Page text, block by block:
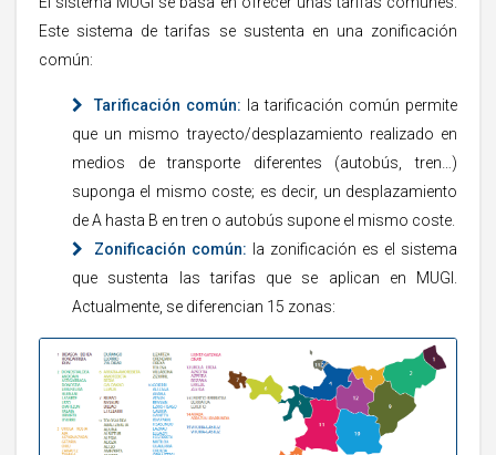
Este sistema de tarifas se sustenta en una zonificación
común:
Tarificación común: la tarificación común permite
que un mismo trayecto/desplazamiento realizado en
medios de transporte diferentes (autobús, tren…)
suponga el mismo coste; es decir, un desplazamiento
de A hasta B en tren o autobús supone el mismo coste.
Zonificación común: la zonificación es el sistema
que sustenta las tarifas que se aplican en MUGI.
Actualmente, se diferencian 15 zonas: